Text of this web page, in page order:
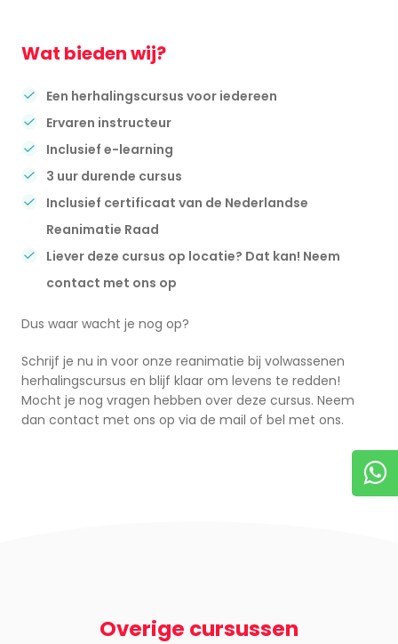
Wat bieden wij?
Een herhalingscursus voor iedereen
Ervaren instructeur
Inclusief e-learning
3 uur durende cursus
Inclusief certificaat van de Nederlandse
Reanimatie Raad
Liever deze cursus op locatie? Dat kan! Neem
contact met ons op
Dus waar wacht je nog op?
Schrijf je nu in voor onze reanimatie bij volwassenen
herhalingscursus en blijf klaar om levens te redden!
Mocht je nog vragen hebben over deze cursus. Neem
dan contact met ons op via de mail of bel met ons.
Overige cursussen